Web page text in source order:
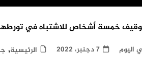
خمسة أشخاص للاشتباه في
اليوم 7 دجنبر، 2022 الرئيسية,